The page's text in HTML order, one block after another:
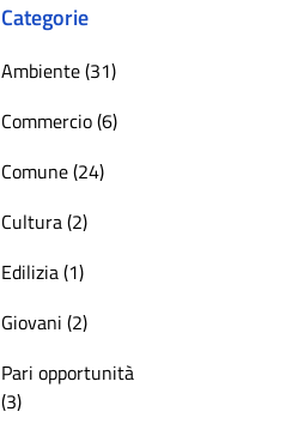
Categorie
Ambiente (31)
Commercio (6)
Comune (24)
Cultura (2)
Edilizia (1)
Giovani (2)
Pari opportunità
(3)